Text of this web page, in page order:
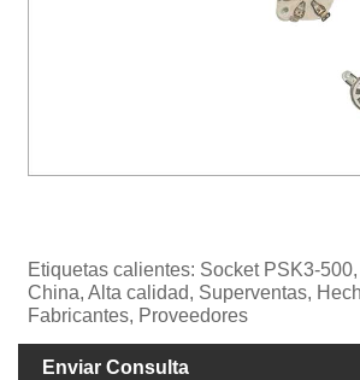
Etiquetas calientes: Socket PSK3-
China, Alta calidad, Superventas,
Fabricantes, Proveedores
Enviar Consulta